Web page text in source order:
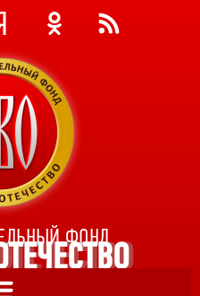
ФОНД